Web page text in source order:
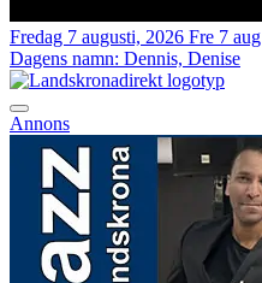
Fredag 7 augusti, 2026 Fre 7 aug
Dagens namn: Dennis, Denise
Annons